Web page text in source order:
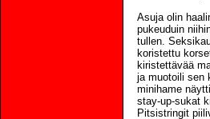
Asuja olin
pukeuduin
tullen.
koristettu
kiristettävää
ja muotoili sen
minihame
stay-up-sukat
Pitsistringit